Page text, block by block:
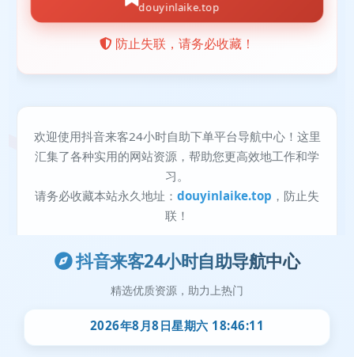
抖音来客24小时自助导航中心
精选优质资源，助力上热门
2026年8月8日星期六 18:46:12